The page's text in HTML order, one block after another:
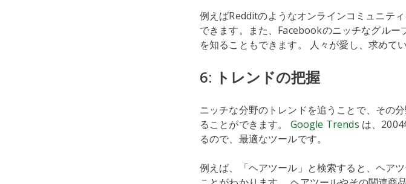
例えばRedditのようなオンラインコミュニテ
できます。また、Facebookのニッチなグル
を知ることもできます。 人々が愛し、求めて
6: トレンドの把握
ニッチな分野のトレンドを追うことで、その
ることができます。 Google Trends は、
るので、最適なツールです。
例えば、「ヘアツール」と検索すると、ヘア